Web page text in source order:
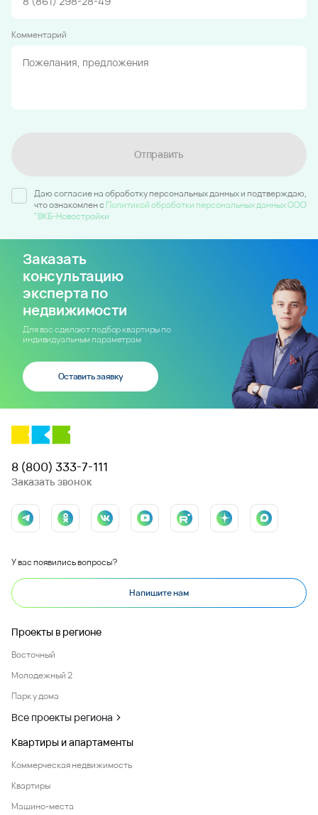
Комментарий
Отправить
Даю согласие на обработку персональных данных и подтверждаю,
что ознакомлен c Политикой обработки персональных данных ООО
"ВКБ-Новостройки
Заказать
консультацию
эксперта по
недвижимости
Для вас сделают подбор квартиры по
индивидуальным параметрам
Оставить заявку
8 (800) 333-7-111
Заказать звонок
У вас появились вопросы?
Напишите нам
Проекты в регионе
Восточный
Молодежный 2
Парк у дома
Все проекты региона
Квартиры и апартаменты
Коммерческая недвижимость
Квартиры
Машино-места